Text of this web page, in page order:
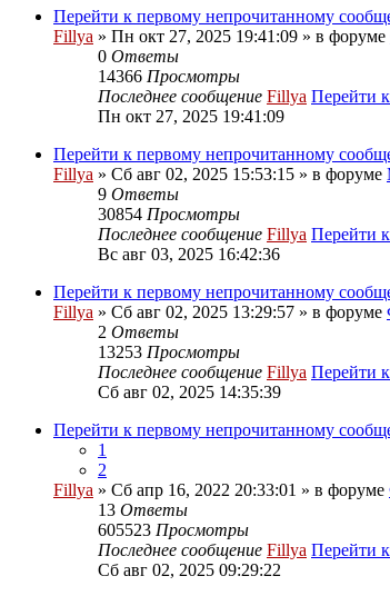
Перейти к первому непрочитанному
Fillya » Пн окт 27, 2025 19:41:09 » в форуме
0 Ответы
14366 Просмотры
Последнее сообщение Fillya Перейти
Пн окт 27, 2025 19:41:09
Перейти к первому непрочитанному
Fillya » Сб авг 02, 2025 15:53:15 » в форуме
9 Ответы
30854 Просмотры
Последнее сообщение Fillya Перейти
Вс авг 03, 2025 16:42:36
Перейти к первому непрочитанному
Fillya » Сб авг 02, 2025 13:29:57 » в форуме
2 Ответы
13253 Просмотры
Последнее сообщение Fillya Перейти
Сб авг 02, 2025 14:35:39
Перейти к первому непрочитанному
1
2
Fillya » Сб апр 16, 2022 20:33:01 » в форуме
13 Ответы
605523 Просмотры
Последнее сообщение Fillya Перейти
Сб авг 02, 2025 09:29:22